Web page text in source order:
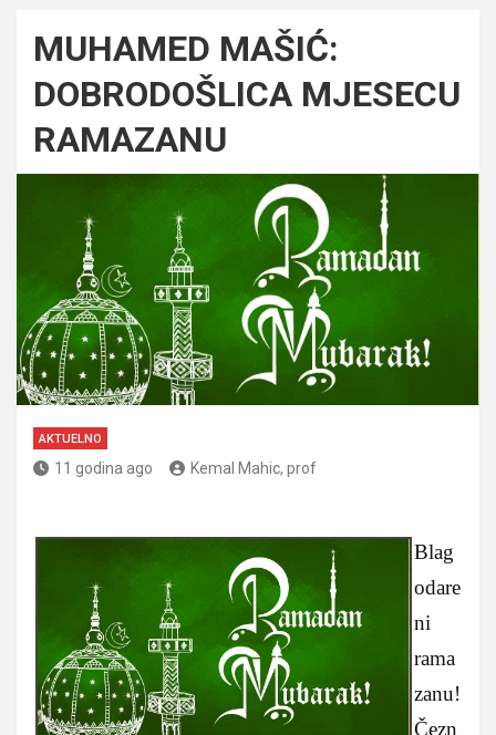
MUHAMED MAŠIĆ:
DOBRODOŠLICA MJESECU
RAMAZANU
AKTUELNO
11 godina ago Kemal Mahic, prof
Blag
odare
ni
rama
zanu!
Čezn